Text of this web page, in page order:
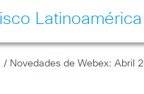
Latinoamérica
/ Novedades de Webex: Abril